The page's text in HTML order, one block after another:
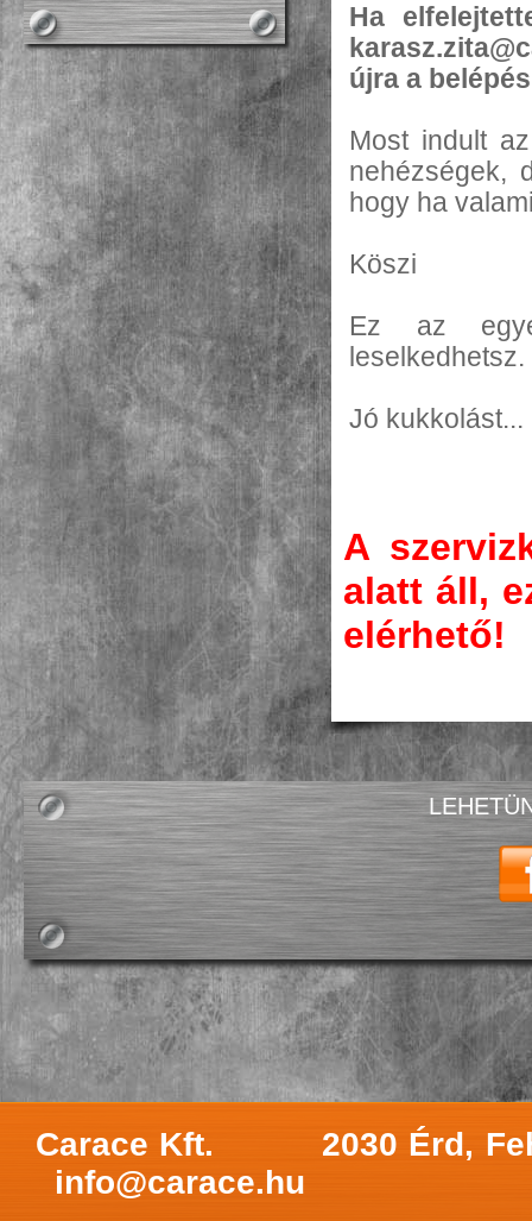
Ha
újra a
Most indult
nehézségek,
hogy ha
Köszi
Ez az
leselkedhetsz.
Jó kukkolást...
A
alatt áll,
elérhető!
Carace Kft.
2030 Érd,
info@carace.hu